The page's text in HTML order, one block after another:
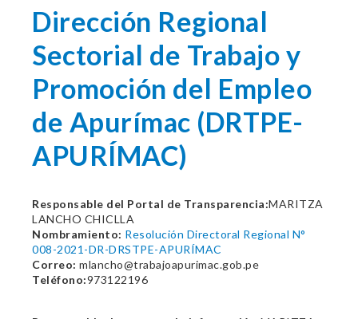
Dirección Regional
Sectorial de Trabajo y
Promoción del Empleo
de Apurímac (DRTPE-
APURÍMAC)
Responsable del Portal de Transparencia:MARITZA
LANCHO CHICLLA
Nombramiento: Resolución Directoral Regional N°
008-2021-DR-DRSTPE-APURÍMAC
Correo: mlancho@trabajoapurimac.gob.pe
Teléfono:973122196